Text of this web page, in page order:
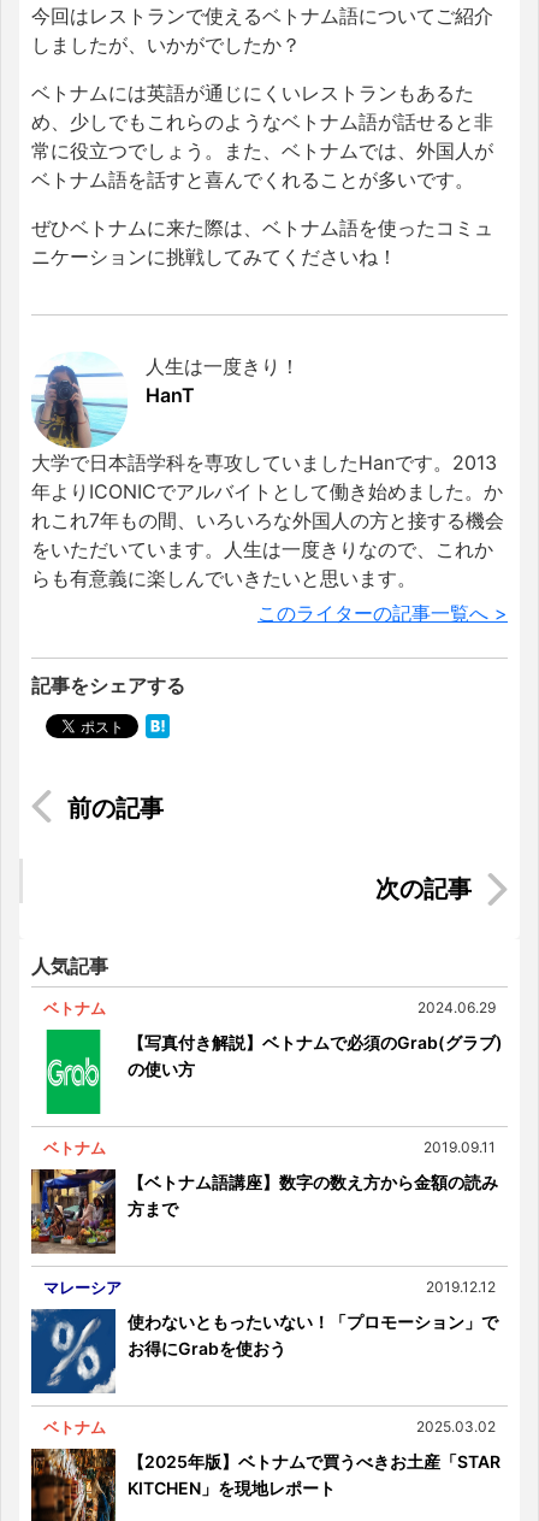
今回はレストランで使えるベトナム語についてご紹介
しましたが、いかがでしたか？
ベトナムには英語が通じにくいレストランもあるた
め、少しでもこれらのようなベトナム語が話せると非
常に役立つでしょう。また、ベトナムでは、外国人が
ベトナム語を話すと喜んでくれることが多いです。
ぜひベトナムに来た際は、ベトナム語を使ったコミュ
ニケーションに挑戦してみてくださいね！
人生は一度きり！
HanT
大学で日本語学科を専攻していましたHanです。2013
年よりICONICでアルバイトとして働き始めました。か
れこれ7年もの間、いろいろな外国人の方と接する機会
をいただいています。人生は一度きりなので、これか
らも有意義に楽しんでいきたいと思います。
このライターの記事一覧へ >
記事をシェアする
【ハノイ・ホーチミン】1ヶ月にかかるベトナム生
【引越しから生活まで】ベトナムのペットライフ
人気記事
ベトナム 2024.06.29
【写真付き解説】ベトナムで必須のGrab(グラブ)
の使い方
ベトナム 2019.09.11
【ベトナム語講座】数字の数え方から金額の読み
方まで
マレーシア 2019.12.12
使わないともったいない！「プロモーション」で
お得にGrabを使おう
ベトナム 2025.03.02
【2025年版】ベトナムで買うべきお土産「STAR
KITCHEN」を現地レポート